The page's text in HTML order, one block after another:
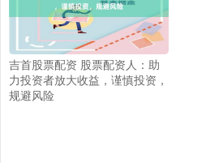
吉首股票配资 股票配资人：助
力投资者放大收益，谨慎投资，
规避风险